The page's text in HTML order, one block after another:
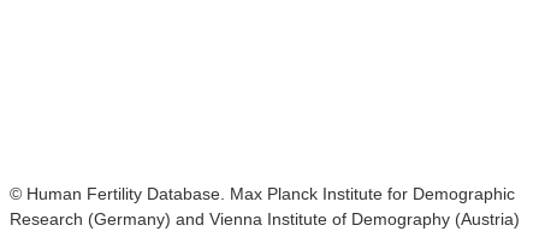
© Human Fertility Database. Max Planck Institute for Demographic
Research (Germany) and Vienna Institute of Demography (Austria)